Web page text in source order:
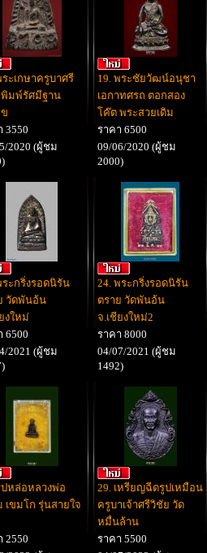
ระเกษาครูบาศรี
มพ์รัศมีฐาน
ข
3550
2020 (ผู้ชม
19. พระชัยวัฒน์อนุชา
เอกาทศรถ ตอกสอง
โค๊ต พระสวยเดิม
ราคา 6500
09/06/2020 (ผู้ชม
2000)
ระกริ่งรอดนิรัน
วัดพันอ้น
งใหม่
6500
2021 (ผู้ชม
24. พระกริ่งรอดนิรัน
ตราย วัดพันอ้น
จ.เชียงใหม่2
ราคา 8000
04/07/2021 (ผู้ชม
1492)
ปหล่อหลวงพ่อ
เขมโก รุ่นสายใจ
2550
29. เหรียญฉีดรูปเหมือน
ครูบาเจ้าศรีวิชัย วัด
หมื่นล้าน
ราคา 5500